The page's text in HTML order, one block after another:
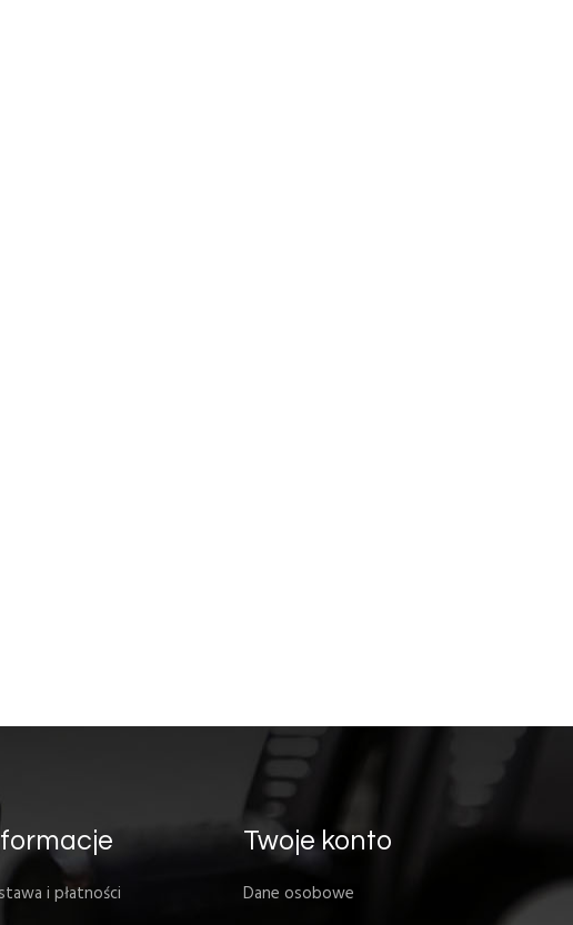
i płatności
Twoje konto
Dane osobowe